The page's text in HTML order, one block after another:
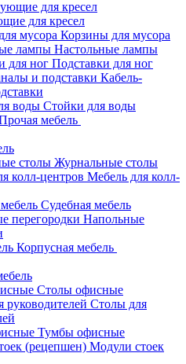
для кресел
Корзины для мусора
Настольные лампы
Подставки для ног
Кабель-
Стойки для воды
мебель
Журнальные столы
Мебель для колл-
Судебная мебель
Напольные
Корпусная мебель
Столы офисные
Столы для
Тумбы офисные
Модули стоек